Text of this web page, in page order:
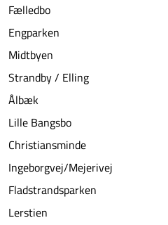
Fælledbo
Engparken
Midtbyen
Strandby / Elling
Ålbæk
Lille Bangsbo
Christiansminde
Ingeborgvej/Mejerivej
Fladstrandsparken
Lerstien